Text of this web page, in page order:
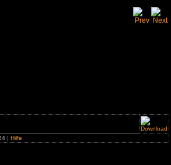
| Hilfe